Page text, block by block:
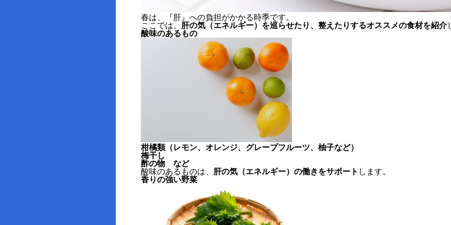
春は、『肝』への負担がかかる時季です。
ここでは、 肝の気（エネルギー）を巡らせたり、整えたりするオススメの食材を紹介
酸味のあるもの
柑橘類（レモン、オレンジ、グレープフルーツ、柚子など）
梅干し
酢の物 など
酸味のあるものは、 肝の気（エネルギー）の働きをサポート します。
香りの強い野菜